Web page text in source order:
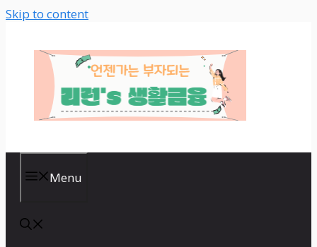
Skip to content
Menu